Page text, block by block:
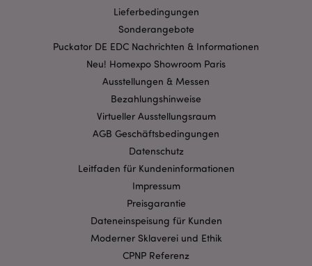
Lieferbedingungen
Sonderangebote
Puckator DE EDC Nachrichten & Informationen
Neu! Homexpo Showroom Paris
Ausstellungen & Messen
Bezahlungshinweise
Virtueller Ausstellungsraum
AGB Geschäftsbedingungen
Datenschutz
Leitfaden für Kundeninformationen
Impressum
Preisgarantie
Dateneinspeisung für Kunden
Moderner Sklaverei und Ethik
CPNP Referenz
Streng-notwendige-Cookies ermöglichen
Kernfunktionen der Website wie die
Benutzeranmeldung und die Kontoverwaltung.
Ohne unbedingt notwendige cookies kann die
Website nicht richtig genutzt werden.
CookieScriptConsent
mage-cache-storage-section-
invalidation
Adobe Inc.
www.puckator.de